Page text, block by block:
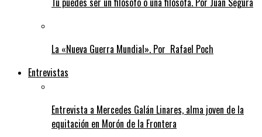
La «Nueva Guerra Mundial». Por Rafael Poch
Entrevistas
Entrevista a Mercedes Galán Linares, alma joven de la
equitación en Morón de la Frontera